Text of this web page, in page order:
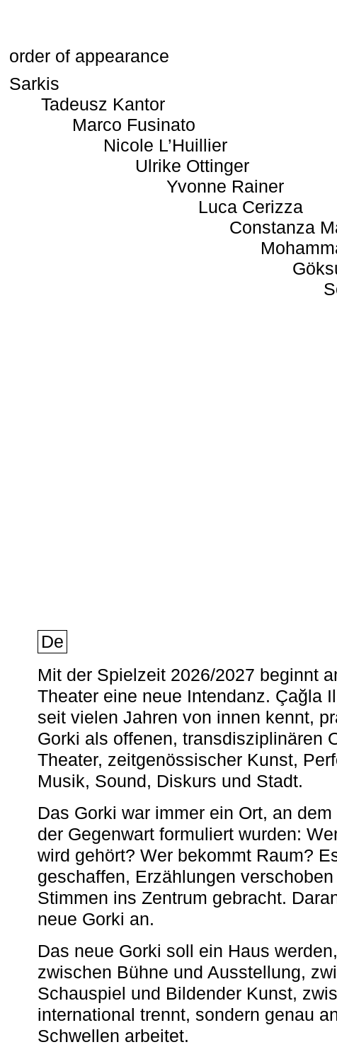
order of appearance
Sarkis
Tadeusz Kantor
Marco Fusinato
Nicole L’Huillier
Ulrike Ottinger
Yvonne Rainer
Luca Cerizza
Constanza
De
Mit der Spielzeit 2026/2027 beginnt
Theater eine neue Intendanz. Çağla
seit vielen Jahren von innen kennt,
Gorki als offenen, transdisziplinären
Theater, zeitgenössischer Kunst,
Musik, Sound, Diskurs und Stadt.
Das Gorki war immer ein Ort, an
der Gegenwart formuliert wurden:
wird gehört? Wer bekommt Raum?
geschaffen, Erzählungen
Stimmen ins Zentrum gebracht.
neue Gorki an.
Das neue Gorki soll ein Haus
zwischen Bühne und Ausstellung,
Schauspiel und Bildender Kunst,
international trennt, sondern genau
Schwellen arbeitet.